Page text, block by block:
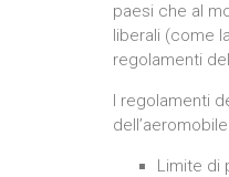
paesi che al
liberali (come
regolamenti
I regolamenti
Limite di